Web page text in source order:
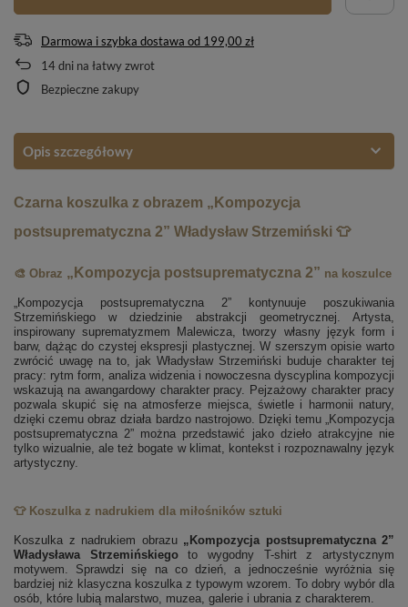
Darmowa i szybka dostawa od 199,00 zł
14dni na łatwy zwrot
Bezpieczne zakupy
Opis szczegółowy
Czarna koszulka z obrazem „Kompozycja
postsuprematyczna 2” Władysław Strzemiński 👕
🎨 Obraz „Kompozycja postsuprematyczna 2” na koszulce
„Kompozycja postsuprematyczna 2” kontynuuje poszukiwania
Strzemińskiego w dziedzinie abstrakcji geometrycznej. Artysta,
inspirowany suprematyzmem Malewicza, tworzy własny język form i
barw, dążąc do czystej ekspresji plastycznej. W szerszym opisie warto
zwrócić uwagę na to, jak Władysław Strzemiński buduje charakter tej
pracy: rytm form, analiza widzenia i nowoczesna dyscyplina kompozycji
wskazują na awangardowy charakter pracy. Pejzażowy charakter pracy
pozwala skupić się na atmosferze miejsca, świetle i harmonii natury,
dzięki czemu obraz działa bardzo nastrojowo. Dzięki temu „Kompozycja
postsuprematyczna 2” można przedstawić jako dzieło atrakcyjne nie
tylko wizualnie, ale też bogate w klimat, kontekst i rozpoznawalny język
artystyczny.
👕 Koszulka z nadrukiem dla miłośników sztuki
Koszulka z nadrukiem obrazu „Kompozycja postsuprematyczna 2”
Władysława Strzemińskiegoto wygodny T-shirt z artystycznym
motywem. Sprawdzi się na co dzień, a jednocześnie wyróżnia się
bardziej niż klasyczna koszulka z typowym wzorem. To dobry wybór dla
osób, które lubią malarstwo, muzea, galerie i ubrania z charakterem.